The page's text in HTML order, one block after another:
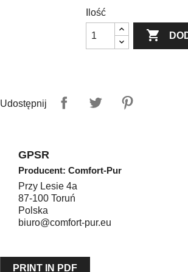
Ilość

Udostępnij
GPSR
Producent: Comfort-Pur
Przy Lesie 4a
87-100 Toruń
Polska
biuro@comfort-pur.eu
PRINT IN PDF